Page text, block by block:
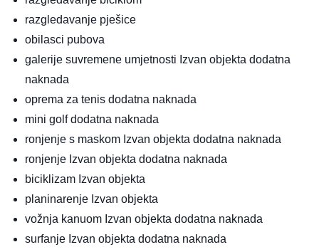
razgledavanje pješice
obilasci pubova
galerije suvremene umjetnosti Izvan objekta dodatna
naknada
oprema za tenis dodatna naknada
mini golfdodatna naknada
ronjenje s maskom Izvan objekta dodatna naknada
ronjenje Izvan objekta dodatna naknada
biciklizam Izvan objekta
planinarenje Izvan objekta
vožnja kanuom Izvan objekta dodatna naknada
surfanje Izvan objekta dodatna naknada